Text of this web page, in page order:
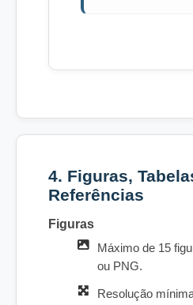
4. Figuras,
Referências
Figuras
Máximo de 15
ou PNG.
Resolução